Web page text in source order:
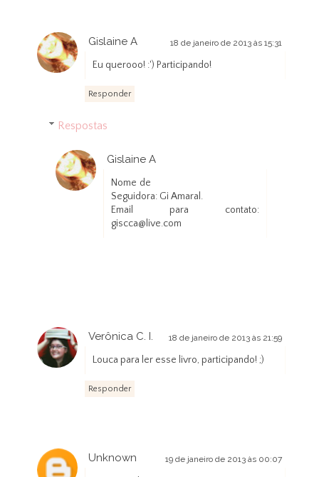
Gislaine A 18 de janeiro de 2013 às 15:31
Eu querooo! :') Participando!
Responder
Respostas
Gislaine A
Nome de
Seguidora: Gi Amaral.
Email para contato:
giscca@live.com
Verônica C. I. 18 de janeiro de 2013 às 21:59
Louca para ler esse livro, participando! ;)
Responder
Unknown 19 de janeiro de 2013 às 00:07